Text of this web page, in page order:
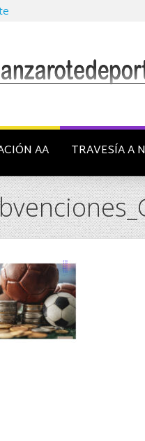
AA TRAVESÍA A